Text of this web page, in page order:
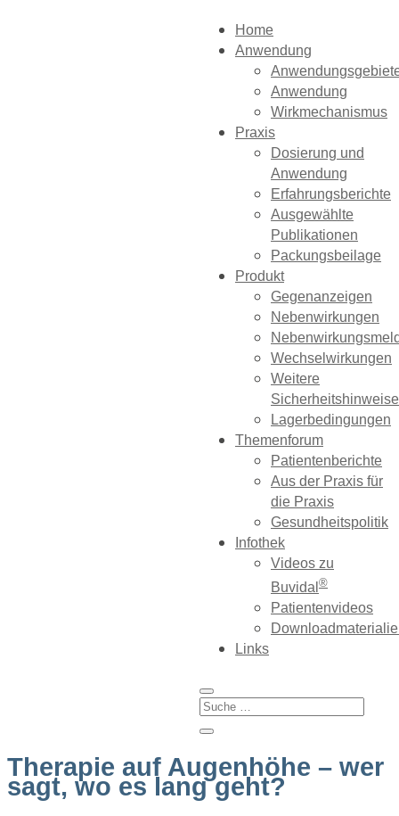
Home
Anwendung
Anwendung
Wirkmechanismus
Praxis
Dosierung und
Anwendung
Erfahrungsberichte
Ausgewählte
Publikationen
Packungsbeilage
Produkt
Gegenanzeigen
Nebenwirkungen
Wechselwirkungen
Weitere
Sicherheitshinweise
Lagerbedingungen
Themenforum
Patientenberichte
Aus der Praxis für
die Praxis
Gesundheitspolitik
Infothek
Videos zu
Buvidal ®
Patientenvideos
Links
Therapie auf Augenhöhe – wer
sagt, wo es lang geht?